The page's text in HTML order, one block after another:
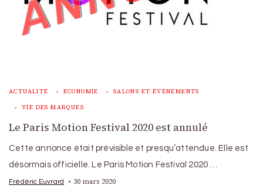
ACTUALITÉ ECONOMIE SALONS ET ÉVÉNEMENTS
VIE DES MARQUES
Le Paris Motion Festival 2020 est annulé
Cette annonce était prévisible et presqu’attendue. Elle est
désormais officielle. Le Paris Motion Festival 2020 …
Frédéric Euvrard 30 mars 2020